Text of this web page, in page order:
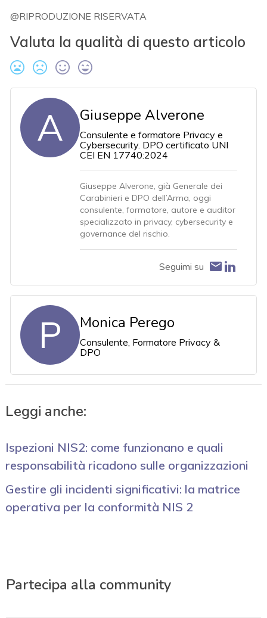
@RIPRODUZIONE RISERVATA
Valuta la qualità di questo articolo
A Giuseppe Alverone
Consulente e formatore Privacy e
Cybersecurity. DPO certificato UNI
CEI EN 17740:2024
Giuseppe Alverone, già Generale dei
Carabinieri e DPO dell’Arma, oggi
consulente, formatore, autore e auditor
specializzato in privacy, cybersecurity e
governance del rischio.
Seguimi su
P Monica Perego
Consulente, Formatore Privacy &
DPO
Leggi anche:
Ispezioni NIS2: come funzionano e quali
responsabilità ricadono sulle organizzazioni
Gestire gli incidenti significativi: la matrice
operativa per la conformità NIS 2
Partecipa alla community